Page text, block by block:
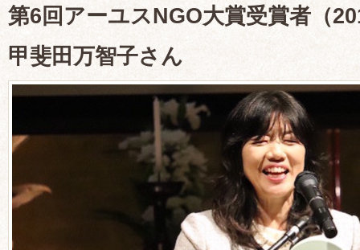
第6回アーユスNGO大賞受賞者（
甲斐田万智子さん